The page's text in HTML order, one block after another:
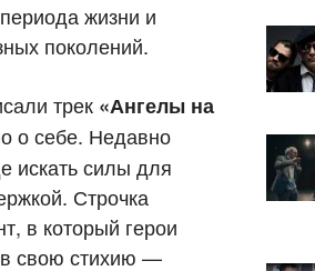
жизни и
поколений.
трек «Ангелы на
о себе. Недавно
искать силы для
Строчка
в который герои
свою стихию —